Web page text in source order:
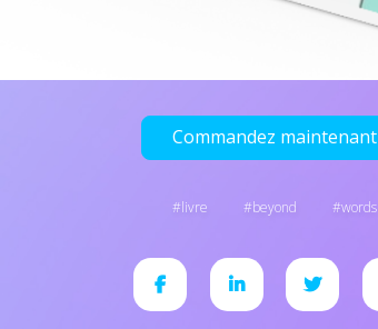
Commandez maintenant
livre beyond words